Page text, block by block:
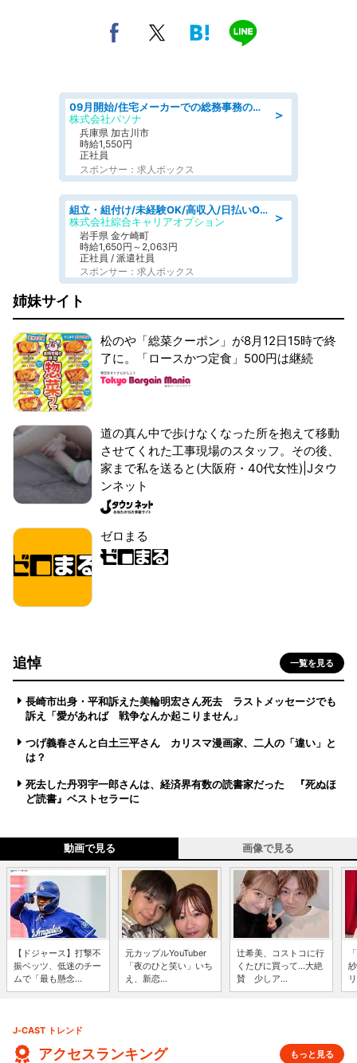
＞
09月開始/住宅メーカーでの総務事務のお仕事/駅近/車通勤可/一般事務/人事労務
株式会社パソナ
兵庫県 加古川市
時給1,550円
正社員
スポンサー：求人ボックス
＞
組立・組付け/未経験OK/高収入/日払いOK/交替制/20・30・40代活躍中
株式会社綜合キャリアオプション
岩手県 金ケ崎町
時給1,650円～2,063円
正社員 / 派遣社員
スポンサー：求人ボックス
姉妹サイト
松のや「総菜クーポン」が8月12日15時で終
了に。「ロースかつ定食」500円は継続
道の真ん中で歩けなくなった所を抱えて移動
させてくれた工事現場のスタッフ。その後、
家まで私を送ると(大阪府・40代女性)|Jタウ
ンネット
ゼロまる
追悼 一覧を見る
長崎市出身・平和訴えた美輪明宏さん死去 ラストメッセージでも
訴え「愛があれば 戦争なんか起こりません」
つげ義春さんと白土三平さん カリスマ漫画家、二人の「違い」と
は？
死去した丹羽宇一郎さんは、経済界有数の読書家だった 『死ぬほ
ど読書』ベストセラーに
動画で見る 画像で見る
【ドジャース】打撃不
振ベッツ、低迷のチー
ムで「最も懸念...
元カップルYouTuber
「夜のひと笑い」いち
え、新恋...
辻希美、コストコに行
くたびに買って...大絶
賛 少しア...
J-CAST トレンド
アクセスランキング もっと見る